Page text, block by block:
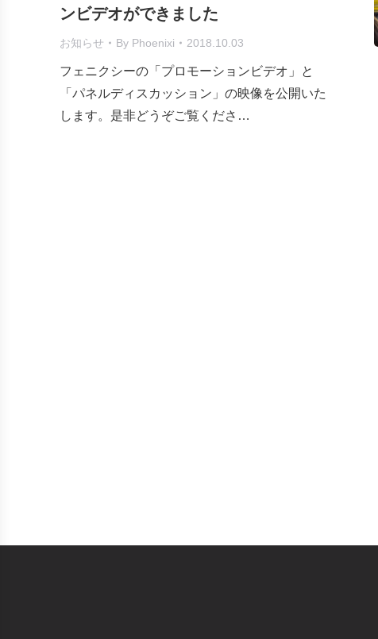
ンビデオができました
お知らせ By Phoenixi 2018.10.03
フェニクシーの「プロモーションビデオ」と
「パネルディスカッション」の映像を公開いた
します。是非どうぞご覧くださ…